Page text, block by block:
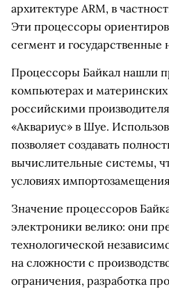
архитектуре ARM, в
Эти процессоры
сегмент и государственные
Процессоры Байкал нашли
компьютерах и
российскими
«Аквариус» в Шуе.
позволяет создавать
вычислительные системы,
условиях
Значение процессоров
электроники велико: они
технологической
на сложности с
ограничения, разработка